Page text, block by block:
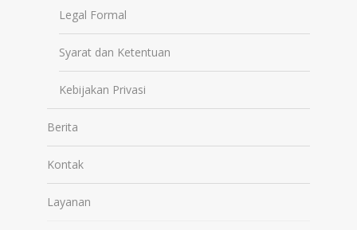
Legal Formal
Syarat dan Ketentuan
Kebijakan Privasi
Berita
Kontak
Layanan